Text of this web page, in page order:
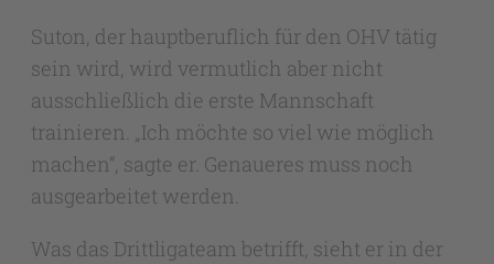
Suton, der hauptberuflich für den OHV tätig
sein wird, wird vermutlich aber nicht
ausschließlich die erste Mannschaft
trainieren. „Ich möchte so viel wie möglich
machen“, sagte er. Genaueres muss noch
ausgearbeitet werden.
Was das Drittligateam betrifft, sieht er in der